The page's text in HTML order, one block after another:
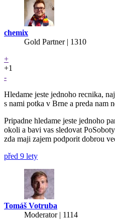
chemix
Gold Partner| 1310
+
+1
-
Hledame jeste jednoho recnika,
s nami potka v Brne a preda nam
Pripadne hledame jeste jednoho
okoli a bavi vas sledovat
zda maji zajem podporit dobrou
před 9 lety
Tomáš Votruba
Moderator | 1114